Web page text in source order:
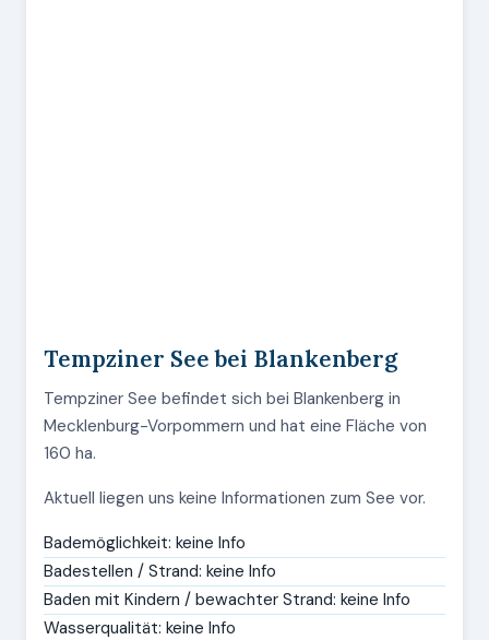
Tempziner See bei Blankenberg
Tempziner See befindet sich bei Blankenberg in
Mecklenburg-Vorpommern und hat eine Fläche von
160 ha.
Aktuell liegen uns keine Informationen zum See vor.
Bademöglichkeit: keine Info
Badestellen / Strand: keine Info
Baden mit Kindern / bewachter Strand: keine Info
Wasserqualität: keine Info